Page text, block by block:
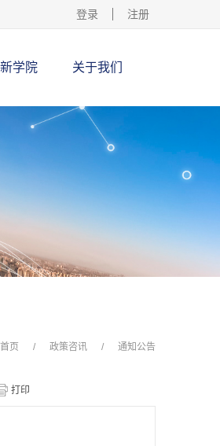
登录 注册
学院 关于我们
首页 / 政策咨讯 / 通知公告